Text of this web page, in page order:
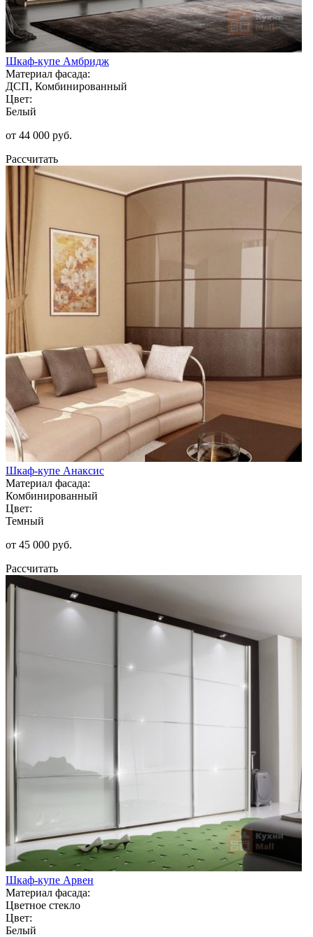
Шкаф-купе Амбридж
Материал фасада:
ДСП, Комбинированный
Цвет:
Белый
от 44 000 руб.
Рассчитать
Шкаф-купе Анаксис
Материал фасада:
Комбинированный
Цвет:
Темный
от 45 000 руб.
Рассчитать
Шкаф-купе Арвен
Материал фасада:
Цветное стекло
Цвет:
Белый